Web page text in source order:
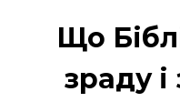
Що
зраду і